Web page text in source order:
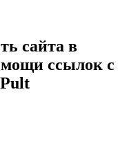
сайта в
ссылок c